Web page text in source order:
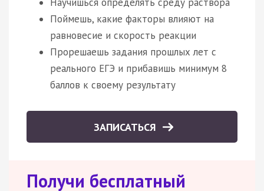
Поймешь, какие факторы влияют на
равновесие и скорость реакции
Прорешаешь задания прошлых лет с
реального ЕГЭ и прибавишь минимум 8
баллов к своему результату
ЗАПИСАТЬСЯ
Получи бесплатный